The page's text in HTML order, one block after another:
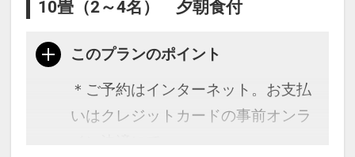
◆2026年6月25日(木)は、「とれと
必ずご確認ください。
前日ご宿泊のお客様はチェックア
ウト日、当日ご宿泊のお客様はチェ
10畳（2～4名） 夕朝食付
このプランのポイント
＊ご予約はインターネット。お支払
いはクレジットカードの事前オンラ
イン決済にて。